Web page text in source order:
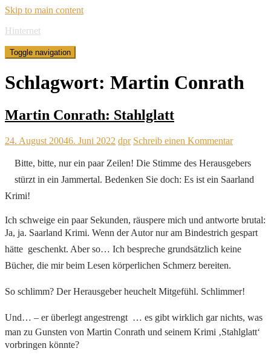
Skip to main content
Hinternet
Toggle navigation
Schlagwort: Martin Conrath
Martin Conrath: Stahlglatt
24. August 20046. Juni 2022 dpr Schreib einen Kommentar
Bitte, bitte, nur ein paar Zeilen! Die Stimme des Herausgebers
stürzt in ein Jammertal. Bedenken Sie doch: Es ist ein Saarland
Krimi!
Ich schweige ein paar Sekunden, räuspere mich und antworte brutal:
Ja, ja. Saarland Krimi. Wenn der Autor nur am Bindestrich gespart
hätte  geschenkt. Aber so… Ich bespreche grundsätzlich keine
Bücher, die mir beim Lesen körperlichen Schmerz bereiten.
So schlimm? Der Herausgeber heuchelt Mitgefühl. Schlimmer!
Und… – er überlegt angestrengt  … es gibt wirklich gar nichts, was
man zu Gunsten von Martin Conrath und seinem Krimi ‚Stahlglatt‘
vorbringen könnte?